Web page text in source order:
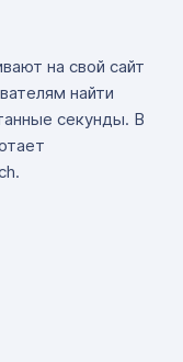
на свой сайт
найти
секунды. В